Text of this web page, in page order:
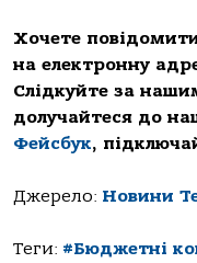
Хочете
на електронну
Слідкуйте за
долучайтеся до
Фейсбук,
Джерело: Новини
Теги: #Бюджетні